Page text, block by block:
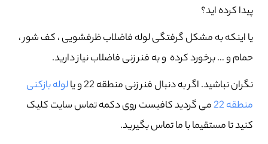
پیدا کرده اید؟
یا اینکه به مشکل گرفتگی لوله فاضلاب ظرفشویی ، کف شور ،
حمام و … برخورد کرده و به فنر زنی فاضلاب نیاز دارید.
نگران نباشید. اگر به دنبال فنر زنی منطقه 22 و یا
لوله بازکنی
منطقه 22
می گردید کافیست روی دکمه تماس سایت کلیک
کنید تا مستقیما با ما تماس بگیرید.